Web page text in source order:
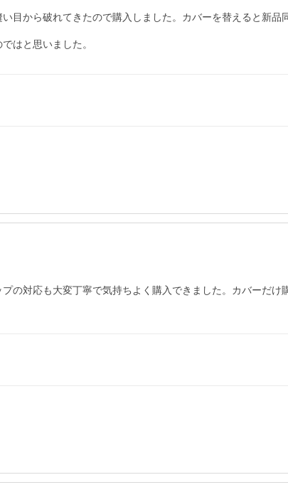
目から破れてきたので購入しました。カバーを替えると新品
の対応も大変丁寧で気持ちよく購入できました。カバーだ